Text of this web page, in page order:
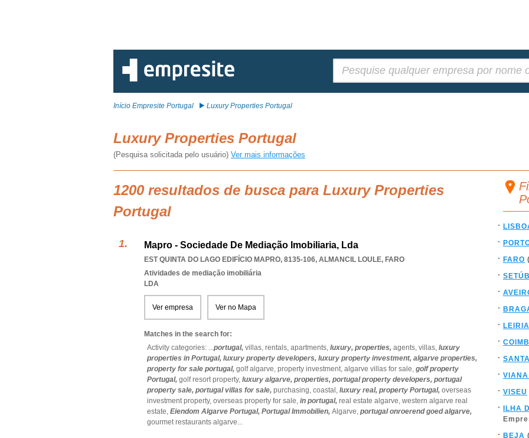
Início Empresite Portugal Luxury Properties Portugal
Luxury Properties Portugal
(Pesquisa solicitada pelo usuário) Ver mais informações
1200 resultados de busca para Luxury Properties
Portugal
Mapro - Sociedade De Mediação Imobiliaria, Lda
EST QUINTA DO LAGO EDIFÍCIO MAPRO, 8135-106, ALMANCIL LOULE, FARO
Atividades de mediação imobiliária
LDA
Ver empresa Ver no Mapa
Matches in the search for:
Activity categories: ...portugal, villas, rentals, apartments, luxury, properties, agents, villas, luxury
properties in Portugal, luxury property developers, luxury property investment, algarve properties,
property for sale portugal, golf algarve, property investment, algarve villas for sale, golf property
Portugal, golf resort property, luxury algarve, properties, portugal property developers, portugal
property sale, portugal villas for sale, purchasing, coastal, luxury real, property Portugal, overseas
investment property, overseas property for sale, in portugal, real estate algarve, western algarve real
estate, Eiendom Algarve Portugal, Portugal Immobilien, Algarve, portugal onroerend goed algarve,
gourmet restaurants algarve...
FARO
LEIRIA
VISEU
ILHA
BEJA